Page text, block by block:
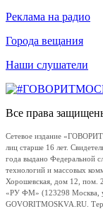
Реклама на радио
Города вещания
Наши слушатели
Все права
Сетевое издание
лиц старше 16 лет.
года выдано Федеральной
технологий и массовых
Хорошевская, дом 12, пом.
«РУ ФМ» (123298 Москва,
GOVORITMOSKVA.RU.